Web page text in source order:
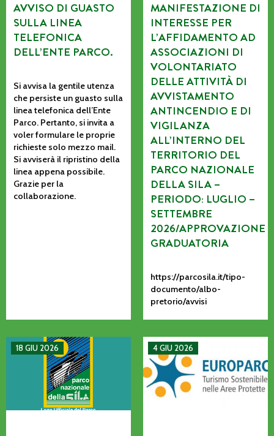
AVVISO DI GUASTO
SULLA LINEA
TELEFONICA
DELL’ENTE PARCO.
Si avvisa la gentile utenza
che persiste un guasto sulla
linea telefonica dell’Ente
Parco. Pertanto, si invita a
voler formulare le proprie
richieste solo mezzo mail.
Si avviserà il ripristino della
linea appena possibile.
Grazie per la
collaborazione.
MANIFESTAZIONE DI
INTERESSE PER
L’AFFIDAMENTO AD
ASSOCIAZIONI DI
VOLONTARIATO
DELLE ATTIVITÀ DI
AVVISTAMENTO
ANTINCENDIO E DI
VIGILANZA
ALL’INTERNO DEL
TERRITORIO DEL
PARCO NAZIONALE
DELLA SILA –
PERIODO: LUGLIO –
SETTEMBRE
2026/APPROVAZIONE
GRADUATORIA
https://parcosila.it/tipo-
documento/albo-
pretorio/avvisi
18 GIU 2026
MANIFESTAZIONE DI INTERESSE PER L’AFFIDAMENTO
4 GIU 2026
La CETS come processo